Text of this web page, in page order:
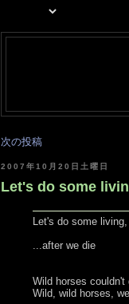
次の投稿
2007年10月20日土曜日
Let's do some
Let's do some living,
...after we die
Wild horses couldn't
Wild, wild horses,